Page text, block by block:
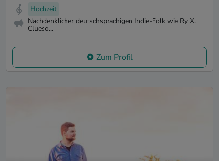
Hochzeit
Nachdenklicher deutschsprachigen Indie-Folk wie Ry X,
Clueso...
Zum Profil